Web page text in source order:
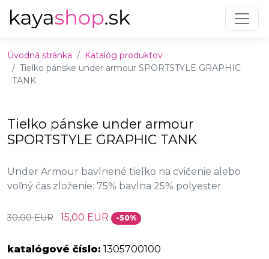
Úvodná stránka
Katalóg produktov
Tielko pánske under armour SPORTSTYLE GRAPHIC
TANK
Tielko pánske under armour
SPORTSTYLE GRAPHIC TANK
Under Armour bavlnené tielko na cvičenie alebo
voľný čas zloženie: 75% bavlna 25% polyester
30,00 EUR 15,00 EUR -50%
katalógové číslo: 1305700100